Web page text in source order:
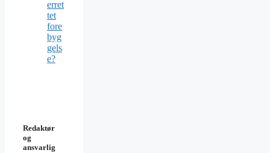
erret
tet
fore
byg
gels
e?
Redaktør
og
ansvarlig